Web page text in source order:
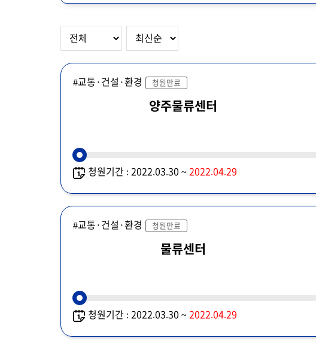
#교통·건설·환경 청원만료
양주물류센터
청원기간 : 2022.03.30 ~ 2022.04.29
#교통·건설·환경 청원만료
물류센터
청원기간 : 2022.03.30 ~ 2022.04.29